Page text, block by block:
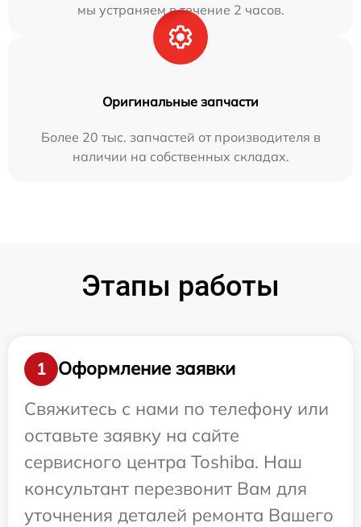
мы устраняем в течение 2 часов.
Оригинальные запчасти
Более 20 тыс. запчастей от производителя в
наличии на собственных складах.
Этапы работы
1
Оформление заявки
Свяжитесь с нами по телефону или
оставьте заявку на сайте
сервисного центра Toshiba. Наш
консультант перезвонит Вам для
уточнения деталей ремонта Вашего